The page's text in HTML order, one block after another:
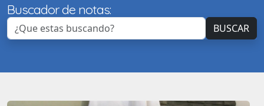
Buscador de notas:
BUSCAR